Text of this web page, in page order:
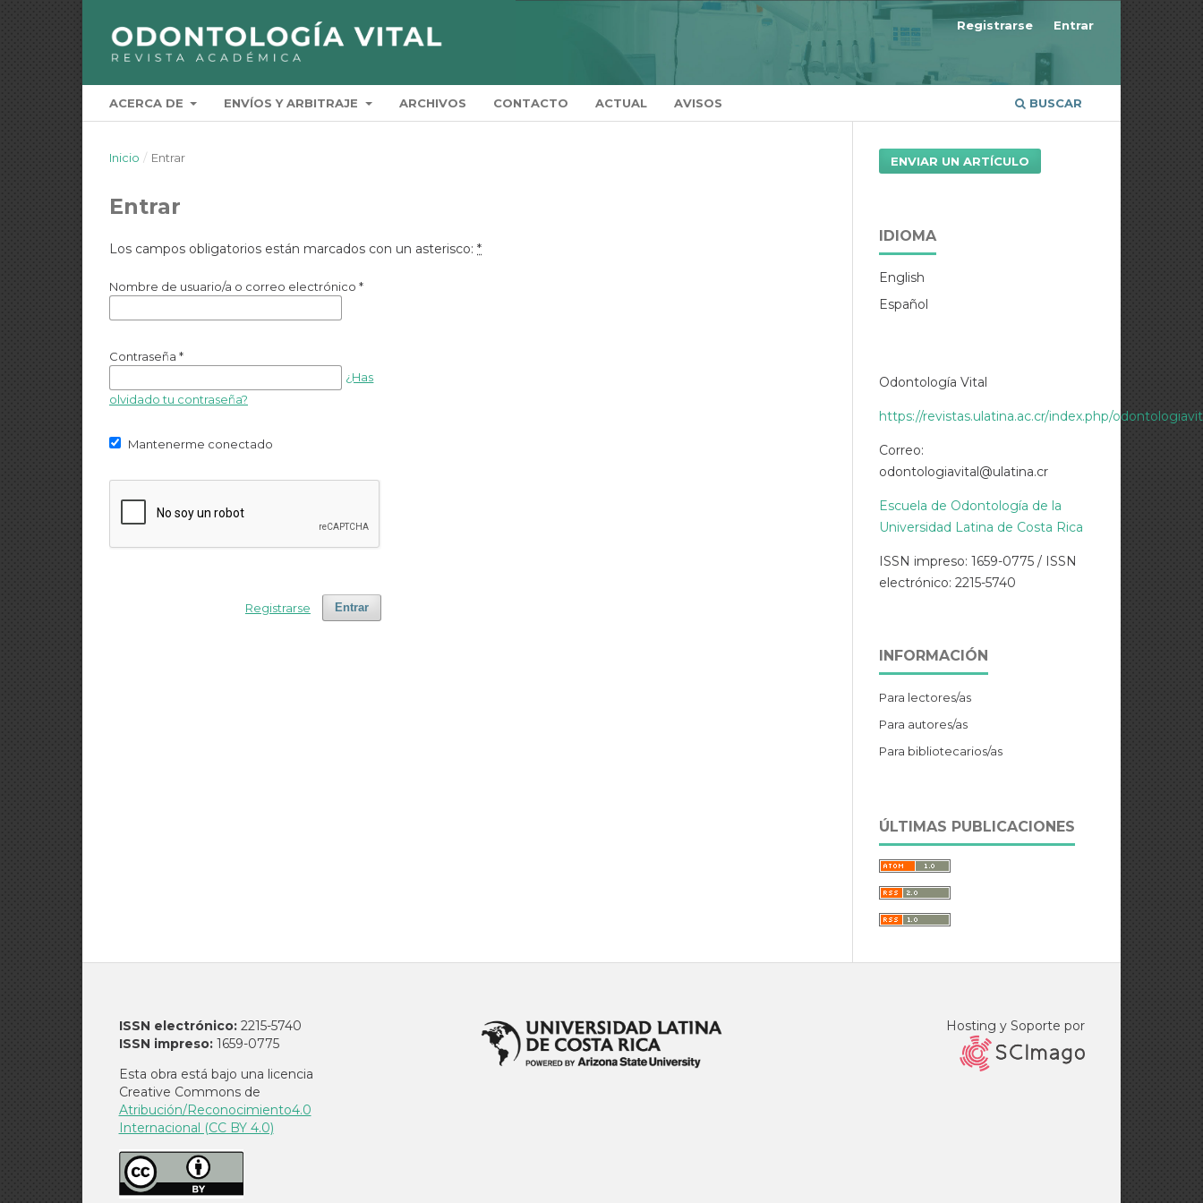
ACERCA DE ENVÍOS Y ARBITRAJE ARCHIVOS CONTACTO ACTUAL AVISOS BUSCAR
Registrarse Entrar
Inicio / Entrar
Entrar
Los campos obligatorios están marcados con un asterisco: *
Nombre de usuario/a o correo electrónico *
Contraseña *
¿Has
olvidado tu contraseña?
Mantenerme conectado
Entrar
Registrarse
ENVIAR UN ARTÍCULO
IDIOMA
English
Español
Odontología Vital
https://revistas.ulatina.ac.cr/index.php/
Correo:
odontologiavital@ulatina.cr
Escuela de Odontología de la
Universidad Latina de Costa Rica
ISSN impreso: 1659-0775 / ISSN
electrónico: 2215-5740
INFORMACIÓN
Para lectores/as
Para autores/as
Para bibliotecarios/as
ÚLTIMAS PUBLICACIONES
ISSN electrónico:2215-5740
ISSN impreso:1659-0775
Esta obra está bajo una licencia
Creative Commons de
Atribución/Reconocimiento4.0
Internacional (CC BY 4.0)
Hosting y Soporte por